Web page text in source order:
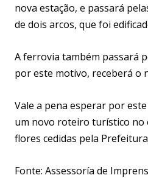
nova estação, e passará
de dois arcos, que foi
A ferrovia também passará
por este motivo, receberá o
Vale a pena esperar por
um novo roteiro turístico no
flores cedidas pela
Fonte: Assessoría de